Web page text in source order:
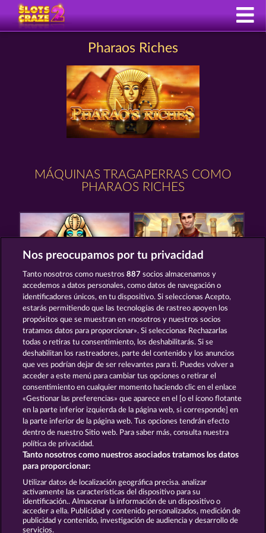
Pharaos Riches
MÁQUINAS TRAGAPERRAS COMO
PHARAOS RICHES
CLEOPATRA'S CROWN
RAMSES BOOK
Términos y condiciones
Declaración de privacidad
Empresa
Enviar solicitud de desistimiento
Nos preocupamos por tu privacidad
Tanto nosotros como nuestros887 socios almacenamos y
accedemos a datos personales, como datos de navegación o
identificadores únicos, en tu dispositivo. Si seleccionas Acepto,
estarás permitiendo que las tecnologías de rastreo apoyen los
propósitos que se muestran en «nosotros y nuestros socios
tratamos datos para proporcionar». Si seleccionas Rechazarlas
todas o retiras tu consentimiento, los deshabilitarás. Si se
deshabilitan los rastreadores, parte del contenido y los anuncios
que ves podrían dejar de ser relevantes para ti. Puedes volver a
acceder a este menú para cambiar tus opciones o retirar el
consentimiento en cualquier momento haciendo clic en el enlace
«Gestionar las preferencias» que aparece en el [o el ícono flotante
en la parte inferior izquierda de la página web, si corresponde] en
la parte inferior de la página web. Tus opciones tendrán efecto
dentro de nuestro Sitio web. Para saber más, consulta nuestra
política de privacidad.
Tanto nosotros como nuestros asociados tratamos los datos
para proporcionar:
Utilizar datos de localización geográfica precisa. analizar
activamente las características del dispositivo para su
identificación.. Almacenar la información de un dispositivo o
acceder a ella. Publicidad y contenido personalizados, medición de
publicidad y contenido, investigación de audiencia y desarrollo de
servicios.